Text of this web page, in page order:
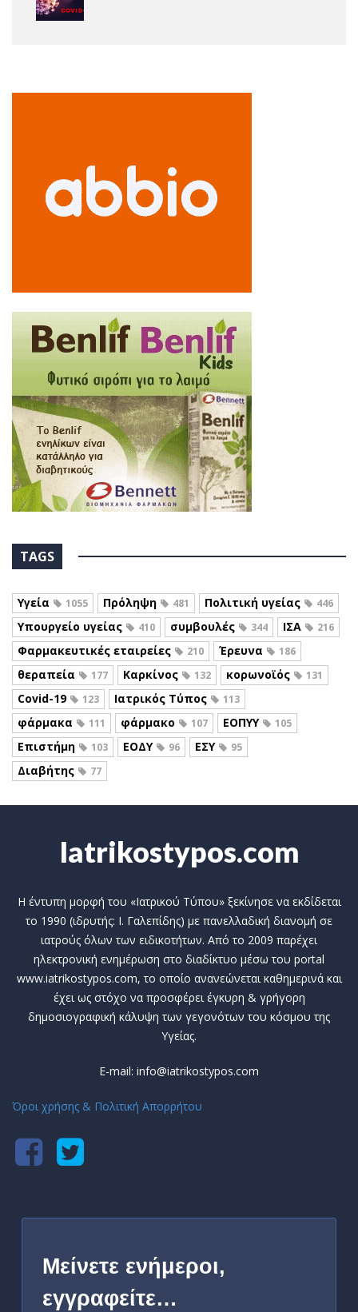
TAGS
Υγεία 1055 Πρόληψη 481 Πολιτική υγείας 446
Υπουργείο υγείας 410 συμβουλές 344 ΙΣΑ 216
Φαρμακευτικές εταιρείες 210 Έρευνα 186
θεραπεία 177 Καρκίνος 132 κορωνοϊός 131
Covid-19 123 Ιατρικός Τύπος 113
φάρμακα 111 φάρμακο 107 ΕΟΠΥΥ 105
Επιστήμη 103 ΕΟΔΥ 96 ΕΣΥ 95
Διαβήτης 77
Iatrikostypos.com
Η έντυπη μορφή του «Ιατρικού Τύπου» ξεκίνησε να εκδίδεται
το 1990 (ιδρυτής: Ι. Γαλεπίδης) με πανελλαδική διανομή σε
ιατρούς όλων των ειδικοτήτων. Από το 2009 παρέχει
ηλεκτρονική ενημέρωση στο διαδίκτυο μέσω του portal
www.iatrikostypos.com, το οποίο ανανεώνεται καθημερινά και
έχει ως στόχο να προσφέρει έγκυρη & γρήγορη
δημοσιογραφική κάλυψη των γεγονότων του κόσμου της
Υγείας.
E-mail: info@iatrikostypos.com
Όροι χρήσης & Πολιτική Απορρήτου
Μείνετε ενήμεροι,
εγγραφείτε…